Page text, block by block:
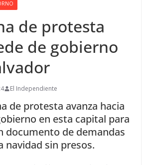
de protesta
de gobierno
El Independiente
de protesta avanza hacia
en esta capital para
documento de demandas
navidad sin presos.